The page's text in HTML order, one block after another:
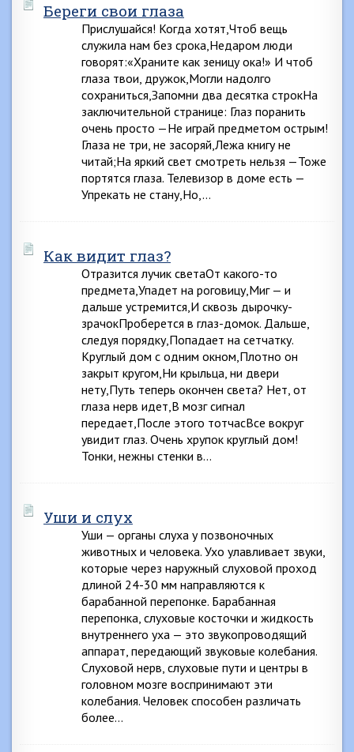
Береги свои глаза
Прислушайся! Когда хотят,Чтоб вещь
служила нам без срока,Недаром люди
говорят:«Храните как зеницу ока!» И чтоб
глаза твои, дружок,Могли надолго
сохраниться,Запомни два десятка строкНа
заключительной странице: Глаз поранить
очень просто —Не играй предметом острым!
Глаза не три, не засоряй,Лежа книгу не
читай;На яркий свет смотреть нельзя —Тоже
портятся глаза. Телевизор в доме есть —
Упрекать не стану,Но,…
Как видит глаз?
Отразится лучик светаОт какого-то
предмета,Упадет на роговицу,Миг — и
дальше устремится,И сквозь дырочку-
зрачокПроберется в глаз-домок. Дальше,
следуя порядку,Попадает на сетчатку.
Круглый дом с одним окном,Плотно он
закрыт кругом,Ни крыльца, ни двери
нету,Путь теперь окончен света? Нет, от
глаза нерв идет,В мозг сигнал
передает,После этого тотчасВсе вокруг
увидит глаз. Очень хрупок круглый дом!
Тонки, нежны стенки в…
Уши и слух
Уши — органы слуха у позвоночных
животных и человека. Ухо улавливает звуки,
которые через наружный слуховой проход
длиной 24-30 мм направляются к
барабанной перепонке. Барабанная
перепонка, слуховые косточки и жидкость
внутреннего уха — это звукопроводящий
аппарат, передающий звуковые колебания.
Слуховой нерв, слуховые пути и центры в
головном мозге воспринимают эти
колебания. Человек способен различать
более…